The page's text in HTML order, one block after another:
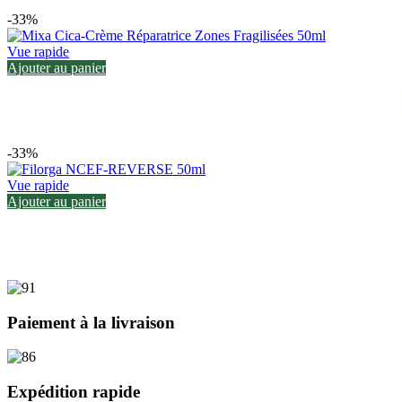
-33%
Vue rapide
Ajouter au panier
-33%
Vue rapide
Ajouter au panier
Paiement à la livraison
Expédition rapide